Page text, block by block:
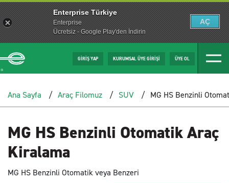
GİRİŞ YAP KURUMSAL ÜYE GİRİŞİ ÜYE OL
Ana Sayfa Araç Filomuz SUV MG HS Benzinli
MG HS Benzinli Otomatik Araç
Kiralama
MG HS Benzinli Otomatik veya Benzeri
Enterprise Türkiye
Enterprise
Ücretsiz - Google Play'den İndirin
AÇ